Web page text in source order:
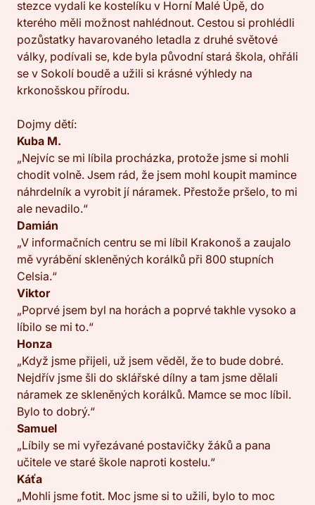
stezce vydali ke kostelíku v Horní Malé Úpě, do
kterého měli možnost nahlédnout. Cestou si prohlédli
pozůstatky havarovaného letadla z druhé světové
války, podívali se, kde byla původní stará škola, ohřáli
se v Sokolí boudě a užili si krásné výhledy na
krkonošskou přírodu.
Dojmy dětí:
Kuba M.
„Nejvíc se mi líbila procházka, protože jsme si mohli
chodit volně. Jsem rád, že jsem mohl koupit mamince
náhrdelník a vyrobit jí náramek. Přestože pršelo, to mi
ale nevadilo.“
Damián
„V informačních centru se mi líbil Krakonoš a zaujalo
mě vyrábění skleněných korálků při 800 stupních
Celsia.“
Viktor
„Poprvé jsem byl na horách a poprvé takhle vysoko a
líbilo se mi to.“
Honza
„Když jsme přijeli, už jsem věděl, že to bude dobré.
Nejdřív jsme šli do sklářské dílny a tam jsme dělali
náramek ze skleněných korálků. Mamce se moc líbil.
Bylo to dobrý.“
Samuel
„Líbily se mi vyřezávané postavičky žáků a pana
učitele ve staré škole naproti kostelu.“
Káťa
„Mohli jsme fotit. Moc jsme si to užili, bylo to moc